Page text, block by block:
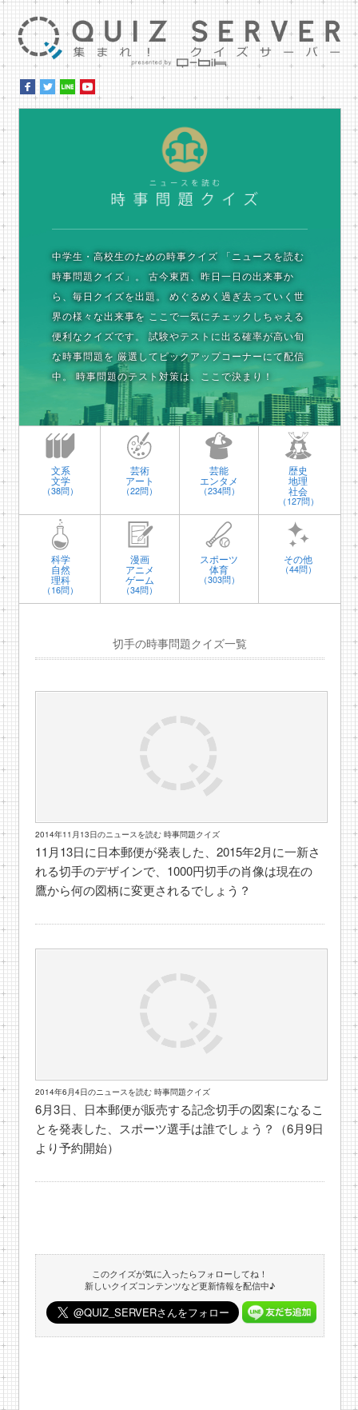
中学生・高校生のための時事クイズ 「ニュースを読む
時事問題クイズ」。
古今東西、昨日一日の出来事か
ら、毎日クイズを出題。
めぐるめく過ぎ去っていく世
界の様々な出来事を ここで一気にチェックしちゃえる
便利なクイズです。
試験やテストに出る確率が高い旬
な時事問題を 厳選してピックアップコーナーにて配信
中。
時事問題のテスト対策は、ここで決まり！
文系
文学
（38問）
芸術
アート
（22問）
芸能
エンタメ
（234問）
歴史
地理
社会
（127問）
科学
自然
理科
（16問）
漫画
アニメ
ゲーム
（34問）
スポーツ
体育
（303問）
その他
（44問）
切手の時事問題クイズ一覧
2014年11月13日のニュースを読む 時事問題クイズ
11月13日に日本郵便が発表した、2015年2月に一新さ
れる切手のデザインで、1000円切手の肖像は現在の
鷹から何の図柄に変更されるでしょう？
2014年6月4日のニュースを読む 時事問題クイズ
6月3日、日本郵便が販売する記念切手の図案になるこ
とを発表した、スポーツ選手は誰でしょう？（6月9日
より予約開始）
このクイズが気に入ったらフォローしてね！
新しいクイズコンテンツなど更新情報を配信中♪